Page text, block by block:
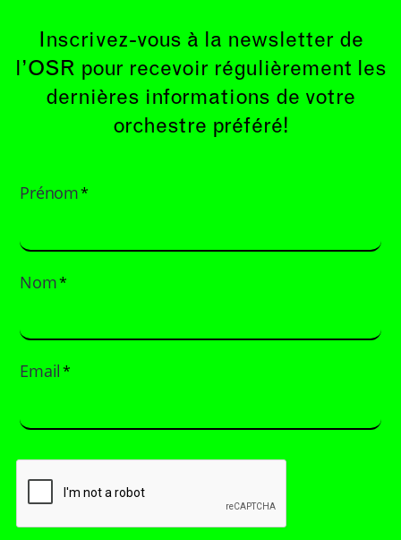
Inscrivez-vous à la newsletter de
l’OSR pour recevoir régulièrement les
dernières informations de votre
orchestre préféré!
Prénom*
Nom*
Email*